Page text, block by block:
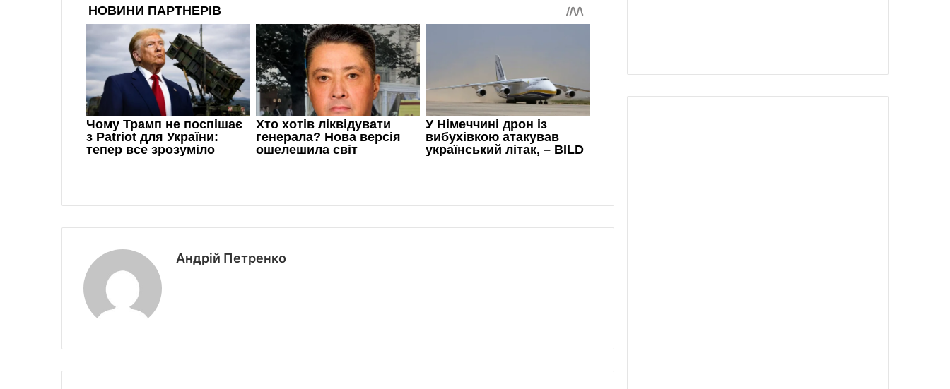
Андрій Петренко